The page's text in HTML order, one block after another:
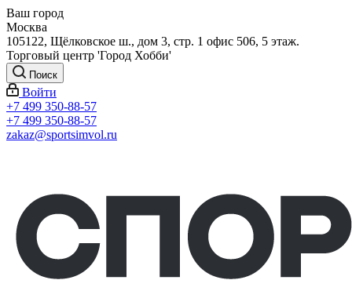
Ваш город
Москва
105122, Щёлковское ш., дом 3, стр. 1 офис 506, 5 этаж.
Торговый центр 'Город Хобби'
Поиск
Войти
+7 499 350-88-57
+7 499 350-88-57
zakaz@sportsimvol.ru